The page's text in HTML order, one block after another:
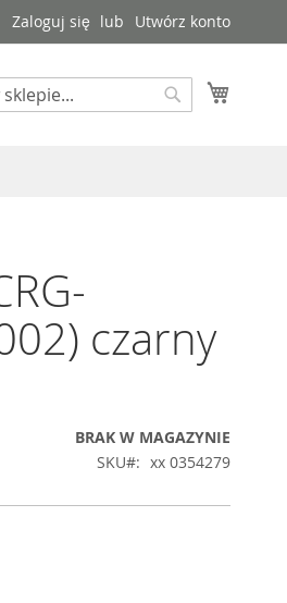
Zaloguj się Utwórz konto
czarny
BRAK W MAGAZYNIE
SKU
xx 0354279